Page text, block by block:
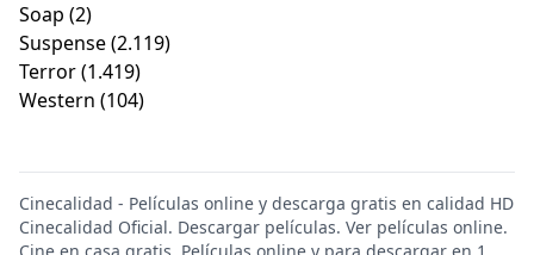
Soap (2)
Suspense(2.119)
Terror(1.419)
Western (104)
Cinecalidad - Películas online y descarga gratis en calidad HD
Cinecalidad Oficial. Descargar películas. Ver películas online.